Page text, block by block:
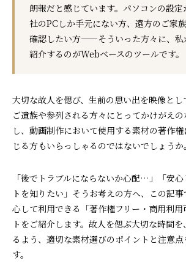
朗報だと感じています。パソコンの設
社のPCしか手元にない方、遠方のご家
確認したい方——そういった方々に、私
紹介するのがWebベースのツールです。
大切な故人を偲び、生前の思い出を映像とし
ご遺族や参列される方々にとってかけがえ
し、動画制作において使用する素材の著作
じる方もいらっしゃるのではないでしょうか。
「後でトラブルにならないか心配…」「安心
トを知りたい」そうお考えの方へ、この記
心して利用できる「著作権フリー・商用利用
トをご紹介します。故人を偲ぶ大切な時間
るよう、適切な素材選びのポイントと注意
す。